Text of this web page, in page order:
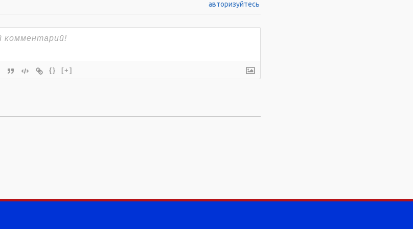
авторизуйтесь
{} [+]